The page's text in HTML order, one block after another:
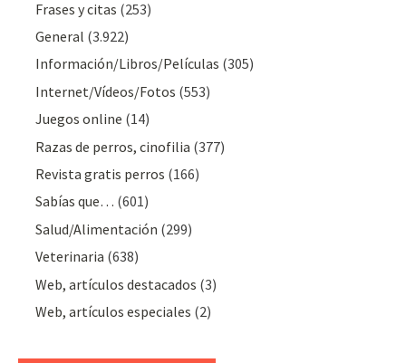
Frases y citas (253)
General (3.922)
Información/Libros/Películas (305)
Internet/Vídeos/Fotos (553)
Juegos online (14)
Razas de perros, cinofilia (377)
Revista gratis perros (166)
Sabías que… (601)
Salud/Alimentación (299)
Veterinaria (638)
Web, artículos destacados (3)
Web, artículos especiales (2)